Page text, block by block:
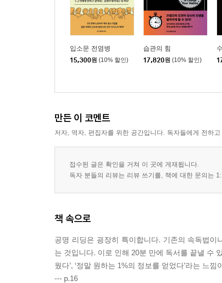
제너럴리스트에서 연속 스페셜리스트가 요구되는
짧은 시간 안에 전문적인 논문을 쓸 수 있게 된다
지식뿐만 아니라 기술도 단기간에 익힐 수 있다 176
주말 이틀 동안 자신의 전문 분야를 확장하는 방법
제5장 독서로 성과를 내는 사람, 읽는 것만으로 끝
앞으로의 시대, 독서 지식을 돈으로 바꾸는 사람이
왜 연봉이 높은 사람일수록 독서가일까? 204
세계에서 가장 부자와 독서와의 상관관계
성공 직전의 사람들이 꼭 하는 일을 따라 해보자
독서로 삶을 바꾸는 데 도움이 되는 도구 ① - 꿈의
독서로 삶을 바꾸는 데 도움이 되는 도구 ② - 미래
독서로 삶을 바꾸는 데 도움이 되는 도구 ③ - 비즈
책 멘토팀 ‘책 드림팀’을 만들자 227
독서는 저자의 뇌를 사용해서 저렴하고 빠르게 재
입소문 전염병
15,300원 (10% 할인)
습관의 힘
17,820원 (10% 할인)
만든 이 코멘트
저자, 역자, 편집자를 위한 공간입니다. 독자들에게 전하
접수된 글은 확인을 거쳐 이 곳에 게재됩니다.
독자 분들의 리뷰는 리뷰 쓰기를, 책에 대한 문의는
책 속으로
공명 리딩은 굉장히 특이합니다. 기존의 속독법이
는 것입니다. 이로 인해 20분 만에 독서를 끝낼 수
웠다’, ‘정말 원하는 1%의 정보를 얻었다’라는 느낌
--- p.16